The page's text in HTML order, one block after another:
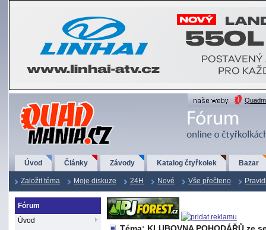
QuadMania.cz
Úvod Články Závody Katalog čtyřkolek Bazar
Založit téma Moje diskuze 24H Nové Vše přečteno
Fórum
Úvod